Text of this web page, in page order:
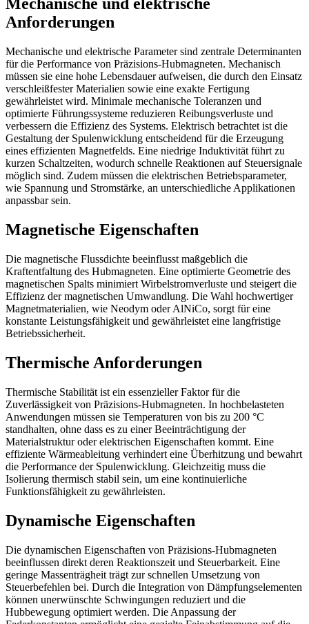
Mechanische und elektrische
Anforderungen
Mechanische und elektrische Parameter sind zentrale Determinanten
für die Performance von Präzisions-Hubmagneten. Mechanisch
müssen sie eine hohe Lebensdauer aufweisen, die durch den Einsatz
verschleißfester Materialien sowie eine exakte Fertigung
gewährleistet wird. Minimale mechanische Toleranzen und
optimierte Führungssysteme reduzieren Reibungsverluste und
verbessern die Effizienz des Systems. Elektrisch betrachtet ist die
Gestaltung der Spulenwicklung entscheidend für die Erzeugung
eines effizienten Magnetfelds. Eine niedrige Induktivität führt zu
kurzen Schaltzeiten, wodurch schnelle Reaktionen auf Steuersignale
möglich sind. Zudem müssen die elektrischen Betriebsparameter,
wie Spannung und Stromstärke, an unterschiedliche Applikationen
anpassbar sein.
Magnetische Eigenschaften
Die magnetische Flussdichte beeinflusst maßgeblich die
Kraftentfaltung des Hubmagneten. Eine optimierte Geometrie des
magnetischen Spalts minimiert Wirbelstromverluste und steigert die
Effizienz der magnetischen Umwandlung. Die Wahl hochwertiger
Magnetmaterialien, wie Neodym oder AlNiCo, sorgt für eine
konstante Leistungsfähigkeit und gewährleistet eine langfristige
Betriebssicherheit.
Thermische Anforderungen
Thermische Stabilität ist ein essenzieller Faktor für die
Zuverlässigkeit von Präzisions-Hubmagneten. In hochbelasteten
Anwendungen müssen sie Temperaturen von bis zu 200 °C
standhalten, ohne dass es zu einer Beeinträchtigung der
Materialstruktur oder elektrischen Eigenschaften kommt. Eine
effiziente Wärmeableitung verhindert eine Überhitzung und bewahrt
die Performance der Spulenwicklung. Gleichzeitig muss die
Isolierung thermisch stabil sein, um eine kontinuierliche
Funktionsfähigkeit zu gewährleisten.
Dynamische Eigenschaften
Die dynamischen Eigenschaften von Präzisions-Hubmagneten
beeinflussen direkt deren Reaktionszeit und Steuerbarkeit. Eine
geringe Massenträgheit trägt zur schnellen Umsetzung von
Steuerbefehlen bei. Durch die Integration von Dämpfungselementen
können unerwünschte Schwingungen reduziert und die
Hubbewegung optimiert werden. Die Anpassung der